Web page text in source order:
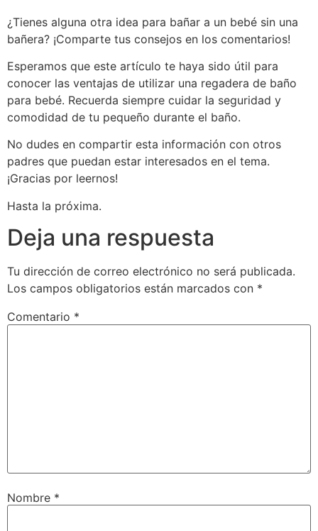
¿Tienes alguna otra idea para bañar a un bebé sin una
bañera? ¡Comparte tus consejos en los comentarios!
Esperamos que este artículo te haya sido útil para
conocer las ventajas de utilizar una regadera de baño
para bebé. Recuerda siempre cuidar la seguridad y
comodidad de tu pequeño durante el baño.
No dudes en compartir esta información con otros
padres que puedan estar interesados en el tema.
¡Gracias por leernos!
Hasta la próxima.
Deja una respuesta
Tu dirección de correo electrónico no será publicada.
Los campos obligatorios están marcados con *
Comentario *
Nombre *